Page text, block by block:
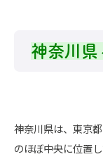
神奈川県
神奈川県は、東京
のほぼ中央に位置